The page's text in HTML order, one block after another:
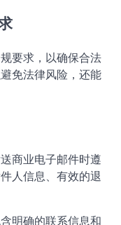
要求，以确保合法
免法律风险，还能
商业电子邮件时遵
人信息、有效的退
明确的联系信息和